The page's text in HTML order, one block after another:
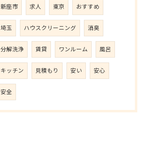
新座市 求人 東京 おすすめ
埼玉 ハウスクリーニング 消臭
分解洗浄 賃貸 ワンルーム 風呂
キッチン 見積もり 安い 安心
安全